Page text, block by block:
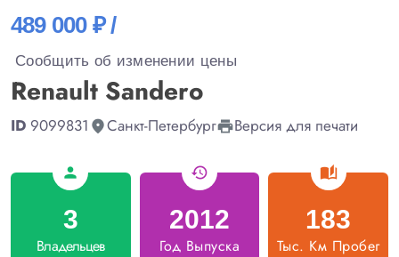
489 000 ₽ /
Сообщить об изменении цены
Renault Sandero
ID 9099831 fmd_goodСанкт-ПетербургprintВерсия для печати
person
3
Владельцев
history
2012
Год Выпуска
auto_stories
183
Тыс. Км Пробег